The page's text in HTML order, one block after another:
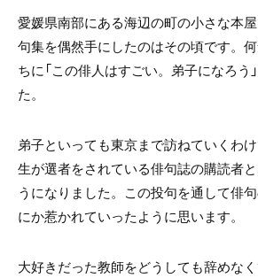
愛媛県南部にある海辺の町の小さな本
句集を偶然手にしたのはその頃です。
ちに「この俳人はすごい。弟子になろう
た。
弟子といっても東京まで訪ねていくわ
生が選者をされている俳句誌の購読者
うになりました。この投句を通して俳
にか惹かれていったように思います。
大好きだった教師をどうしても辞めな